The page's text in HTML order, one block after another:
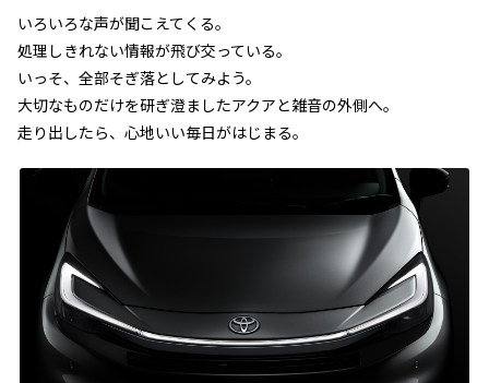
いろいろな声が聞こえてくる。
処理しきれない情報が飛び交っている。
いっそ、全部そぎ落としてみよう。
大切なものだけを研ぎ澄ましたアクアと雑音の外側へ。
走り出したら、心地いい毎日がはじまる。